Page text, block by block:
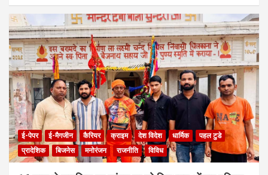
ई-पेपर ई-मैगजीन कैरियर क्राइम देश विदेश धार्मिक
पहल टुडे
प्रादेशिक
बिजनेस मनोरंजन राजनीति विविध